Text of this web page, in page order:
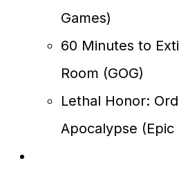
Games)
60 Minutes to
Room (GOG)
Lethal Honor:
Apocalypse (Epic